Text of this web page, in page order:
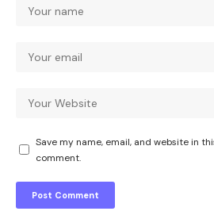
Save my name, email, and website in
comment.